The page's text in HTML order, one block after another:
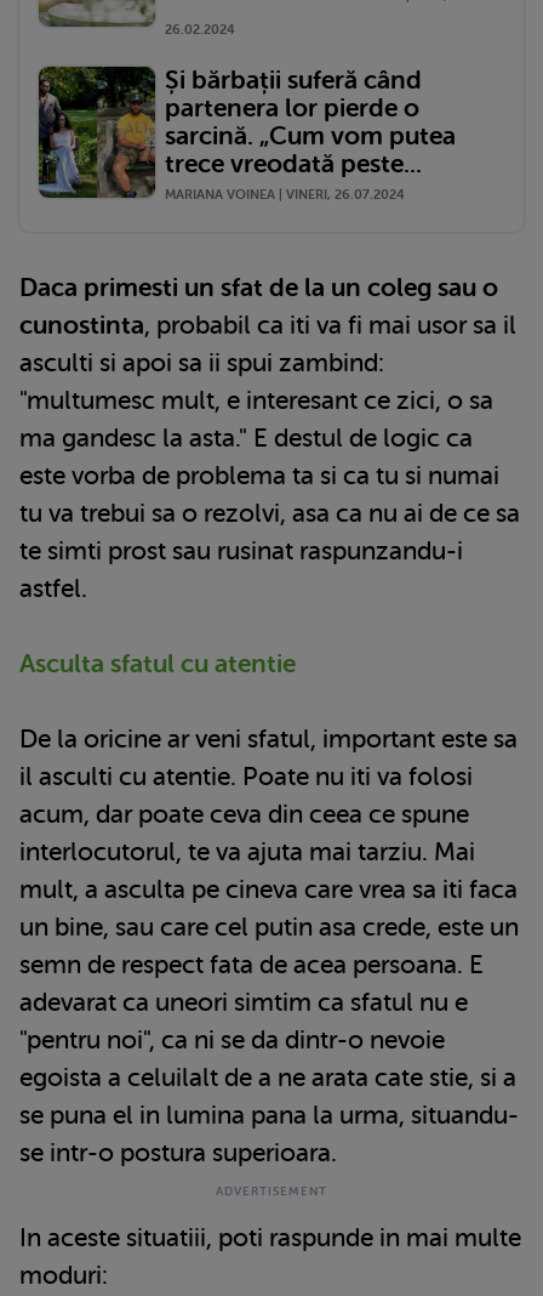
26.02.2024
Și bărbații suferă când
partenera lor pierde o
sarcină. „Cum vom putea
trece vreodată peste...
MARIANA VOINEA | VINERI, 26.07.2024
Daca primesti un sfat de la un coleg sau o
cunostinta, probabil ca iti va fi mai usor sa il
asculti si apoi sa ii spui zambind:
"multumesc mult, e interesant ce zici, o sa
ma gandesc la asta." E destul de logic ca
este vorba de problema ta si ca tu si numai
tu va trebui sa o rezolvi, asa ca nu ai de ce sa
te simti prost sau rusinat raspunzandu-i
astfel.
Asculta sfatul cu atentie
De la oricine ar veni sfatul, important este sa
il asculti cu atentie. Poate nu iti va folosi
acum, dar poate ceva din ceea ce spune
interlocutorul, te va ajuta mai tarziu. Mai
mult, a asculta pe cineva care vrea sa iti faca
un bine, sau care cel putin asa crede, este un
semn de respect fata de acea persoana. E
adevarat ca uneori simtim ca sfatul nu e
"pentru noi", ca ni se da dintr-o nevoie
egoista a celuilalt de a ne arata cate stie, si a
se puna el in lumina pana la urma, situandu-
se intr-o postura superioara.
In aceste situatiii, poti raspunde in mai multe
moduri: